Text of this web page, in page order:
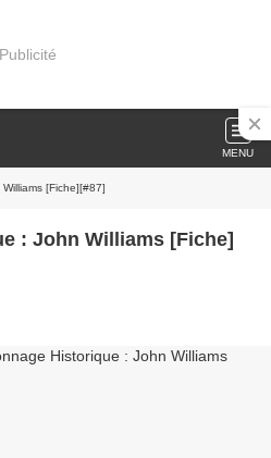
Publicité
MENU
[Fiche][#87]
: John Williams [Fiche]